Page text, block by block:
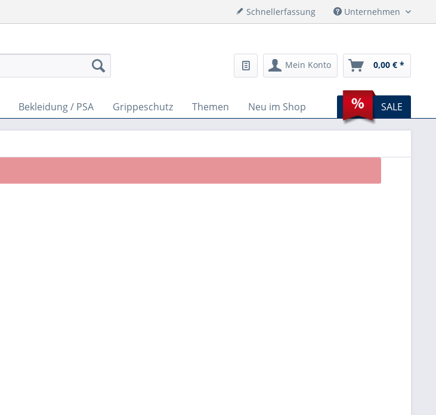
Schnellerfassung Unternehmen
Mein Konto 0,00 € *
Bekleidung / PSA Grippeschutz Themen Neu im Shop SALE